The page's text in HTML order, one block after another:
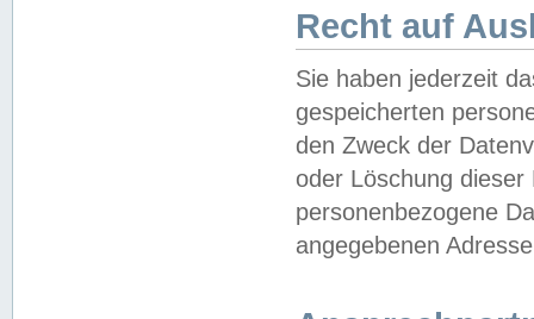
Recht auf
Sie haben jederzeit
gespeicherten
den Zweck der
oder Löschung
personenbezogene
angegebenen